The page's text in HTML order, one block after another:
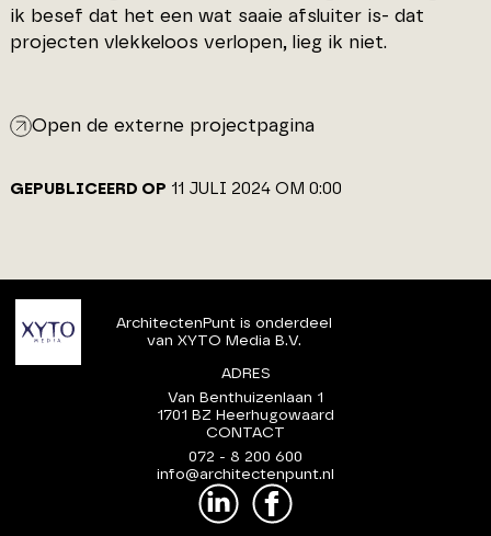
ik besef dat het een wat saaie afsluiter is- dat
projecten vlekkeloos verlopen, lieg ik niet.
Open de externe projectpagina
GEPUBLICEERD OP 11 JULI 2024 OM 0:00
ArchitectenPunt is onderdeel
van XYTO Media B.V.
ADRES
Van Benthuizenlaan 1
1701 BZ Heerhugowaard
CONTACT
072 - 8 200 600
info@architectenpunt.nl